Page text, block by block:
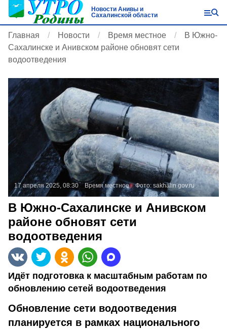
Новости Анивы и
Сахалинской области
Главная Новости Время местное
В Южно-
Сахалинске и Анивском районе обновят сети
водоотведения
17 апреля 2025, 08:30 Время местное Фото: sakhalin.gov.ru
В Южно-Сахалинске и Анивском
районе обновят сети
водоотведения
Идёт подготовка к масштабным работам по
обновлению сетей водоотведения
Обновление сети водоотведения
планируется в рамках национального